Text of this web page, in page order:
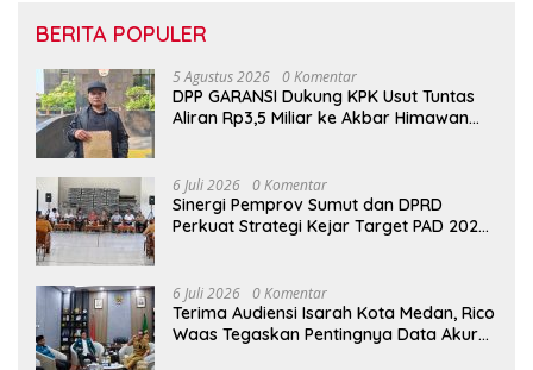
BERITA POPULER
5 Agustus 2026 0 Komentar
DPP GARANSI Dukung KPK Usut Tuntas
Aliran Rp3,5 Miliar ke Akbar Himawan
6 Juli 2026 0 Komentar
Sinergi Pemprov Sumut dan DPRD
Perkuat Strategi Kejar Target PAD 2026
6 Juli 2026 0 Komentar
Terima Audiensi Isarah Kota Medan, Rico
Waas Tegaskan Pentingnya Data Akurat